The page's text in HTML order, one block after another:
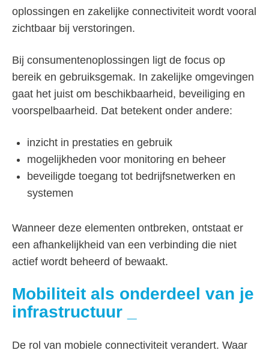
oplossingen en zakelijke connectiviteit wordt vooral
zichtbaar bij verstoringen.
Bij consumentenoplossingen ligt de focus op
bereik en gebruiksgemak. In zakelijke omgevingen
gaat het juist om beschikbaarheid, beveiliging en
voorspelbaarheid. Dat betekent onder andere:
inzicht in prestaties en gebruik
mogelijkheden voor monitoring en beheer
beveiligde toegang tot bedrijfsnetwerken en
systemen
Wanneer deze elementen ontbreken, ontstaat er
een afhankelijkheid van een verbinding die niet
actief wordt beheerd of bewaakt.
Mobiliteit als onderdeel van je
infrastructuur
De rol van mobiele connectiviteit verandert. Waar